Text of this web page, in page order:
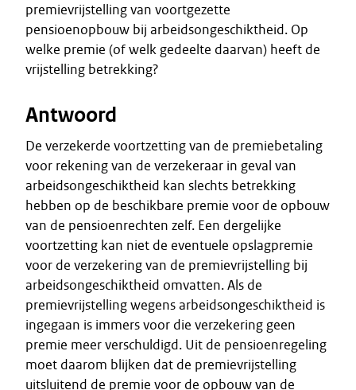
premievrijstelling van voortgezette
pensioenopbouw bij arbeidsongeschiktheid. Op
welke premie (of welk gedeelte daarvan) heeft de
vrijstelling betrekking?
Antwoord
De verzekerde voortzetting van de premiebetaling
voor rekening van de verzekeraar in geval van
arbeidsongeschiktheid kan slechts betrekking
hebben op de beschikbare premie voor de opbouw
van de pensioenrechten zelf. Een dergelijke
voortzetting kan niet de eventuele opslagpremie
voor de verzekering van de premievrijstelling bij
arbeidsongeschiktheid omvatten. Als de
premievrijstelling wegens arbeidsongeschiktheid is
ingegaan is immers voor die verzekering geen
premie meer verschuldigd. Uit de pensioenregeling
moet daarom blijken dat de premievrijstelling
uitsluitend de premie voor de opbouw van de